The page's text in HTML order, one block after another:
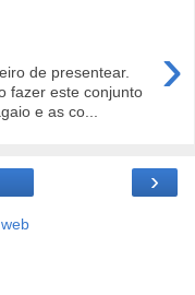
›
de presentear.
fazer este conjunto
e as co...
›